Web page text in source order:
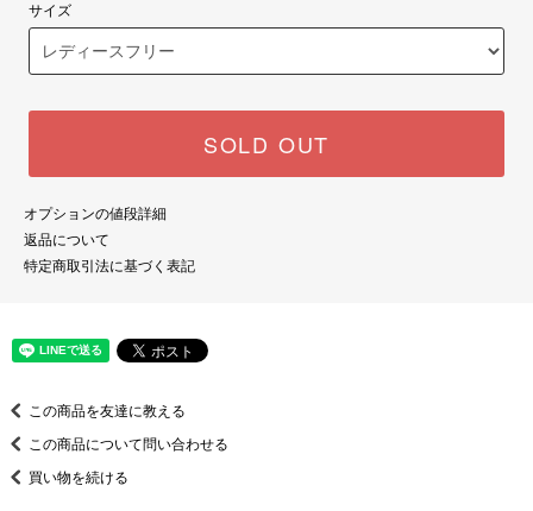
サイズ
SOLD OUT
オプションの値段詳細
返品について
特定商取引法に基づく表記
この商品を友達に教える
この商品について問い合わせる
買い物を続ける